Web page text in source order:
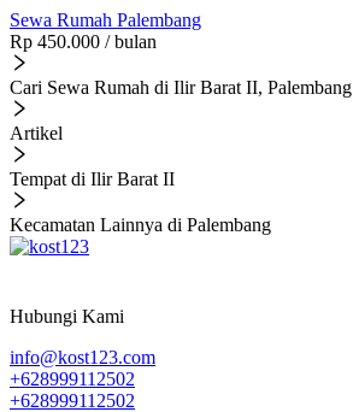
Sewa Rumah Palembang
Rp 450.000 / bulan
Cari Sewa Rumah di Ilir Barat II, Palembang
Artikel
Tempat di Ilir Barat II
Kecamatan Lainnya di Palembang
Hubungi Kami
info@kost123.com
+628999112502
+628999112502